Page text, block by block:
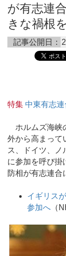
が有志連
きな禍根
記事公開日：
特集 中東有志
ホルムズ海峡
外から高まって
ス、ドイツ、ノ
に参加を呼び掛
防相が有志連合
イギリス
参加へ （